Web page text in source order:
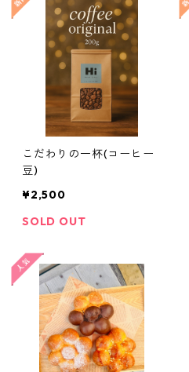
こだわりの一杯(コーヒー
豆)
¥2,500
SOLD OUT